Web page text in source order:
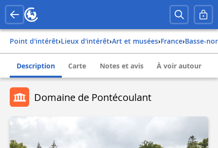
Point d'intérêt› Lieux d'intérêt› Art et musées› france› basse-
Description Carte Notes et avis À voir autour
Domaine de Pontécoulant